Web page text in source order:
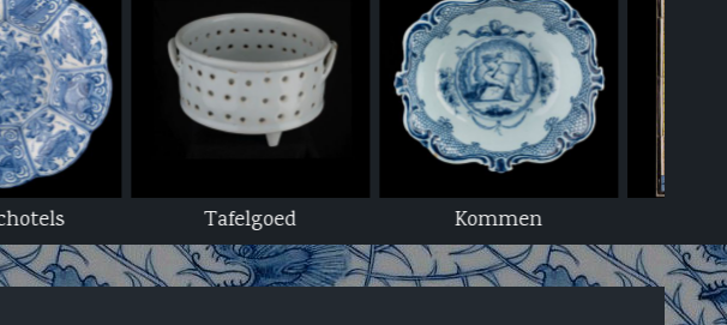
Tafelgoed Kommen Tegels